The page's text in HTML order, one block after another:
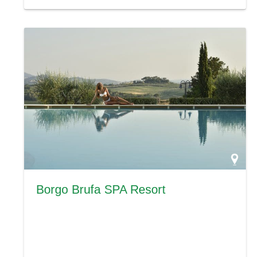
Borgo Brufa SPA Resort